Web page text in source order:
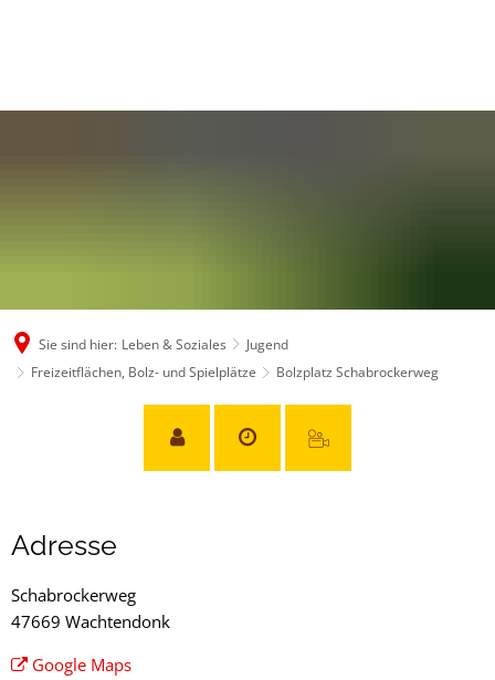
Sie sind hier: Leben & Soziales
Jugend
Freizeitflächen, Bolz- und Spielplätze
Bolzplatz Schabrockerweg
Bolzplatz
Schabrockerweg
Adresse
Schabrockerweg
47669 Wachtendonk
Google Maps